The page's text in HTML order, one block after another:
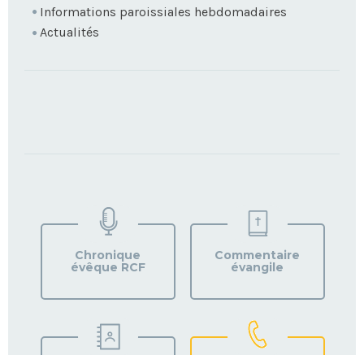
Informations paroissiales hebdomadaires
Actualités
PAROISSE
Chronique
évêque RCF
Commentaire
évangile